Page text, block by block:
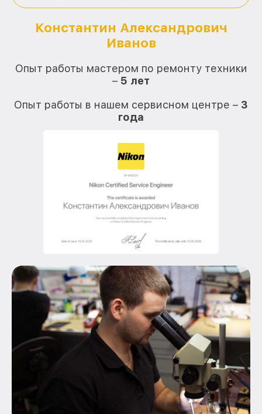
Константин Александрович
Иванов
Опыт работы мастером по ремонту техники
– 5 лет
Опыт работы в нашем сервисном центре – 3
года